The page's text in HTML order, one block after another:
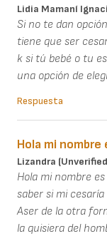
Lidia Mamaní
Si no te dan
tiene que ser
k si tú bebé o tu
una opción de
Respuesta
Hola mi
Lizandra
Hola mi nombre
saber si mi
Aser de la otra
la quisiera del